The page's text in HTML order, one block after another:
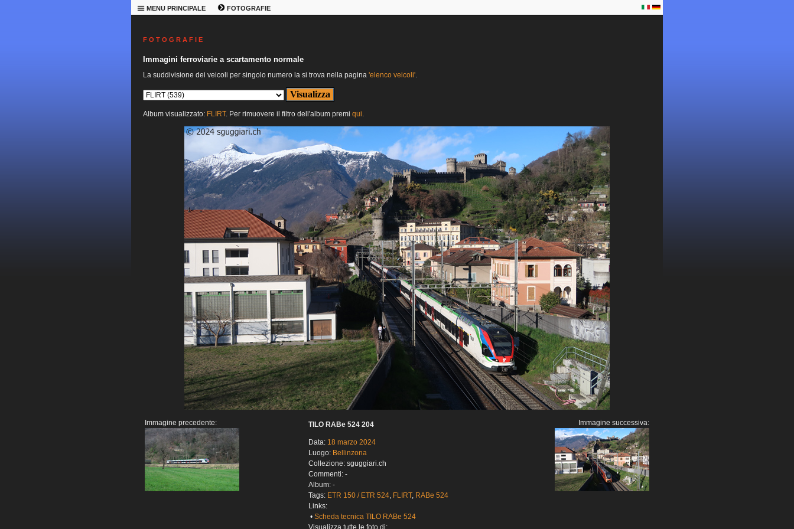
MENU PRINCIPALE FOTOGRAFIE
F O T O G R A F I E
Immagini ferroviarie a scartamento normale
La suddivisione dei veicoli per singolo numero la si trova nella pagina 'elenco veicoli'.
Album visualizzato: FLIRT. Per rimuovere il filtro dell'album premi qui.
Immagine precedente: TILO RABe 524 204
Data: 18 marzo 2024
Luogo: Bellinzona
Collezione: sguggiari.ch
Commenti: -
Album: -
Tags: ETR 150 / ETR 524, FLIRT, RABe 524
Links:
• Scheda tecnica TILO RABe 524
Immagine successiva: